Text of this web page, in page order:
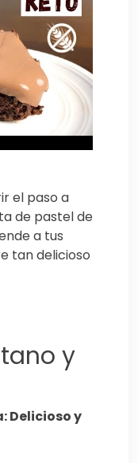
el paso a
de pastel de
a tus
tan delicioso
y
Delicioso y